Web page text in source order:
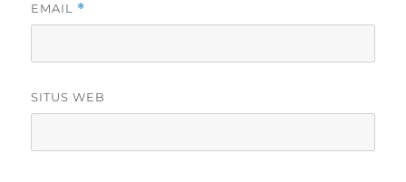
EMAIL *
SITUS WEB